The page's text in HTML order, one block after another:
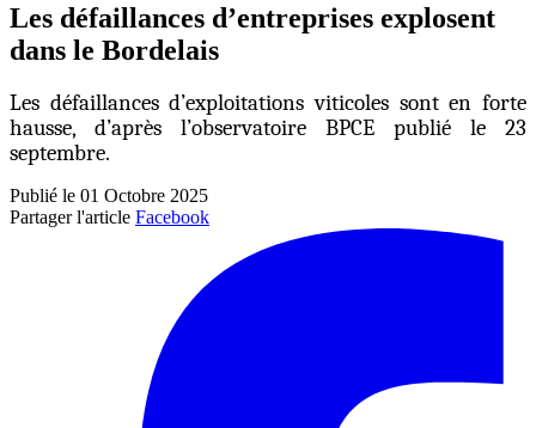
Les défaillances d’entreprises explosent
dans le Bordelais
Les défaillances d’exploitations viticoles sont en forte
hausse, d’après l’observatoire BPCE publié le 23
septembre.
Publié le 01 Octobre 2025
Partager l'article Facebook